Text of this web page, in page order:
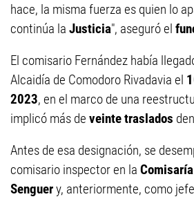
hace, la misma fuerza es quien lo
continúa la Justicia", aseguró el
El comisario Fernández había
Alcaidía de Comodoro Rivadavia el
2023, en el marco de una
implicó más de veinte traslados
Antes de esa designación, se
comisario inspector en la
Senguery, anteriormente, como